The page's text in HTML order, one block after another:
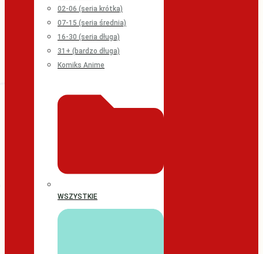
02-06 (seria krótka)
07-15 (seria średnia)
16-30 (seria długa)
31+ (bardzo długa)
Komiks Anime
WSZYSTKIE